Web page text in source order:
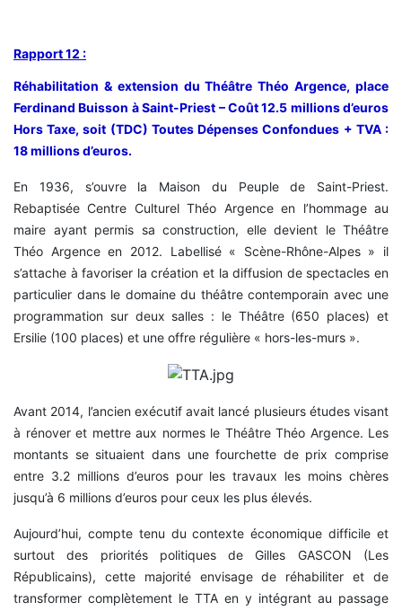
Rapport 12 :
Réhabilitation & extension du Théâtre Théo Argence, place
Ferdinand Buisson à Saint-Priest – Coût 12.5 millions d’euros
Hors Taxe, soit (TDC) Toutes Dépenses Confondues + TVA :
18 millions d’euros.
En 1936, s’ouvre la Maison du Peuple de Saint-Priest.
Rebaptisée Centre Culturel Théo Argence en l’hommage au
maire ayant permis sa construction, elle devient le Théâtre
Théo Argence en 2012. Labellisé « Scène-Rhône-Alpes » il
s’attache à favoriser la création et la diffusion de spectacles en
particulier dans le domaine du théâtre contemporain avec une
programmation sur deux salles : le Théâtre (650 places) et
Ersilie (100 places) et une offre régulière « hors-les-murs ».
Avant 2014, l’ancien exécutif avait lancé plusieurs études visant
à rénover et mettre aux normes le Théâtre Théo Argence. Les
montants se situaient dans une fourchette de prix comprise
entre 3.2 millions d’euros pour les travaux les moins chères
jusqu’à 6 millions d’euros pour ceux les plus élevés.
Aujourd’hui, compte tenu du contexte économique difficile et
surtout des priorités politiques de Gilles GASCON (Les
Républicains), cette majorité envisage de réhabiliter et de
transformer complètement le TTA en y intégrant au passage